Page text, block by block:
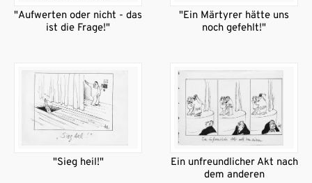
"Aufwerten oder nicht - das
ist die Frage!"
"Ein Märtyrer hätte uns
noch gefehlt!"
"Sieg heil!"
Ein unfreundlicher Akt nach
dem anderen